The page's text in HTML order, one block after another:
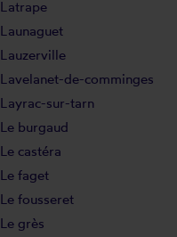
Latrape
Launaguet
Lauzerville
Lavelanet-de-comminges
Layrac-sur-tarn
Le burgaud
Le castéra
Le faget
Le fousseret
Le grès